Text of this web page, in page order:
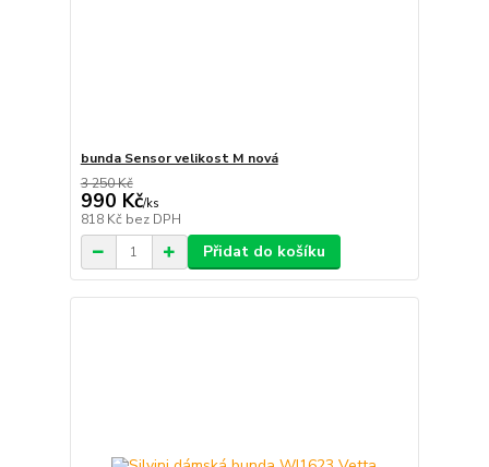
bunda Sensor velikost M nová
3 250 Kč
990 Kč/ks
818 Kč bez DPH
Přidat do košíku